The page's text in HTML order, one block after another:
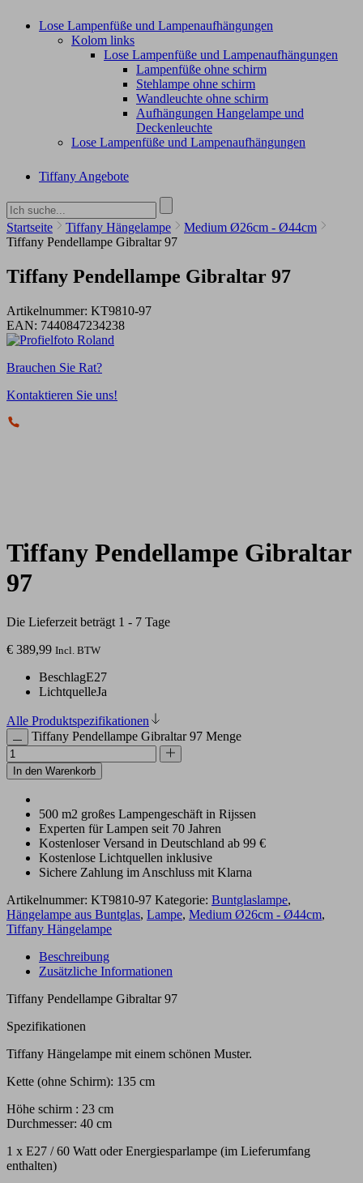
Lose Lampenfüße und Lampenaufhängungen
Kolom links
Lose Lampenfüße und Lampenaufhängungen
Lampenfüße ohne schirm
Stehlampe ohne schirm
Wandleuchte ohne schirm
Aufhängungen Hangelampe und
Deckenleuchte
Lose Lampenfüße und Lampenaufhängungen
Tiffany Angebote
Startseite Tiffany Hängelampe
Medium Ø26cm - Ø44cm
Tiffany Pendellampe Gibraltar 97
Tiffany Pendellampe Gibraltar 97
Artikelnummer: KT9810-97
EAN: 7440847234238
Brauchen Sie Rat?
Kontaktieren Sie uns!
Tiffany Pendellampe Gibraltar
97
Die Lieferzeit beträgt 1 - 7 Tage
€ 389,99 Incl. BTW
BeschlagE27
LichtquelleJa
Alle Produktspezifikationen
Tiffany Pendellampe Gibraltar 97 Menge
In den Warenkorb
500 m2 großes Lampengeschäft in Rijssen
Experten für Lampen seit 70 Jahren
Kostenloser Versand in Deutschland ab 99 €
Kostenlose Lichtquellen inklusive
Sichere Zahlung im Anschluss mit Klarna
Artikelnummer: KT9810-97 Kategorie: Buntglaslampe,
Hängelampe aus Buntglas, Lampe, Medium Ø26cm - Ø44cm,
Tiffany Hängelampe
Beschreibung
Zusätzliche Informationen
Tiffany Pendellampe Gibraltar 97
Spezifikationen
Tiffany Hängelampe mit einem schönen Muster.
Kette (ohne Schirm): 135 cm
Höhe schirm : 23 cm
Durchmesser: 40 cm
1 x E27 / 60 Watt oder Energiesparlampe (im Lieferumfang
enthalten)